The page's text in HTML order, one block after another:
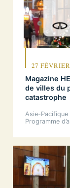
27
Magazine
de villes du
catastrophe
Asie-Pacifique
Programme